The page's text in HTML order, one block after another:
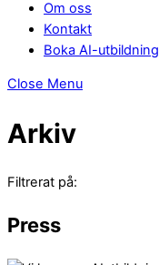
Om oss
Kontakt
Boka AI-utbildning
Close Menu
Arkiv
Filtrerat på:
Press